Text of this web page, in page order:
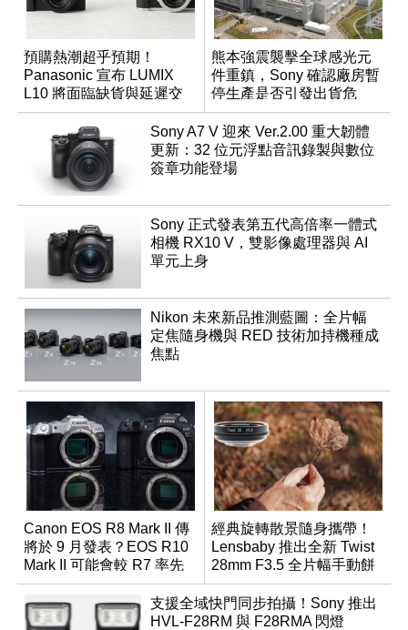
預購熱潮超乎預期！
Panasonic 宣布 LUMIX
L10 將面臨缺貨與延遲交
貨時間
熊本強震襲擊全球感光元
件重鎮，Sony 確認廠房暫
停生產是否引發出貨危
機？
Sony A7 V 迎來 Ver.2.00 重大韌體
更新：32 位元浮點音訊錄製與數位
簽章功能登場
Sony 正式發表第五代高倍率一體式
相機 RX10 V，雙影像處理器與 AI
單元上身
Nikon 未來新品推測藍圖：全片幅
定焦隨身機與 RED 技術加持機種成
焦點
Canon EOS R8 Mark II 傳
將於 9 月發表？EOS R10
Mark II 可能會較 R7 率先
推出
經典旋轉散景隨身攜帶！
Lensbaby 推出全新 Twist
28mm F3.5 全片幅手動餅
乾鏡
支援全域快門同步拍攝！Sony 推出
HVL-F28RM 與 F28RMA 閃燈